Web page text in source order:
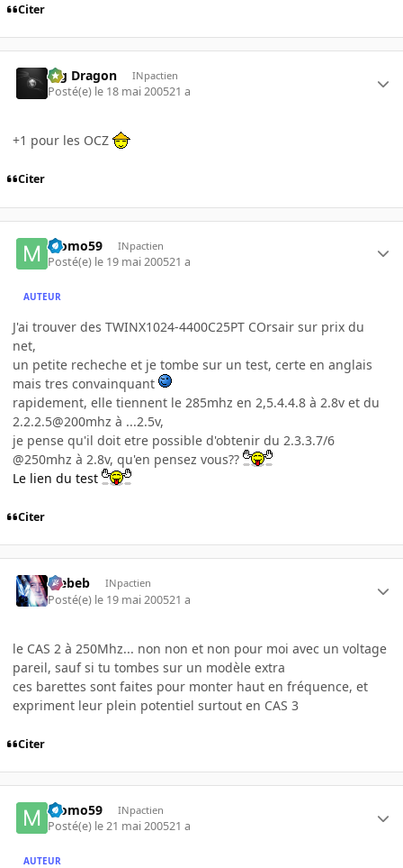
Citer
Big Dragon INpactien
Posté(e) le 18 mai 200521 a
+1 pour les OCZ
Citer
Momo59 INpactien
Posté(e) le 19 mai 200521 a
AUTEUR
J'ai trouver des TWINX1024-4400C25PT COrsair sur prix du
net,
un petite recheche et je tombe sur un test, certe en anglais
mais tres convainquant
rapidement, elle tiennent le 285mhz en 2,5.4.4.8 à 2.8v et du
2.2.2.5@200mhz à ...2.5v,
je pense qu'il doit etre possible d'obtenir du 2.3.3.7/6
@250mhz à 2.8v, qu'en pensez vous??
Le lien du test
Citer
Trebeb INpactien
Posté(e) le 19 mai 200521 a
le CAS 2 à 250Mhz... non non et non pour moi avec un voltage
pareil, sauf si tu tombes sur un modèle extra
ces barettes sont faites pour monter haut en fréquence, et
expriment leur plein potentiel surtout en CAS 3
Citer
Momo59 INpactien
Posté(e) le 21 mai 200521 a
AUTEUR